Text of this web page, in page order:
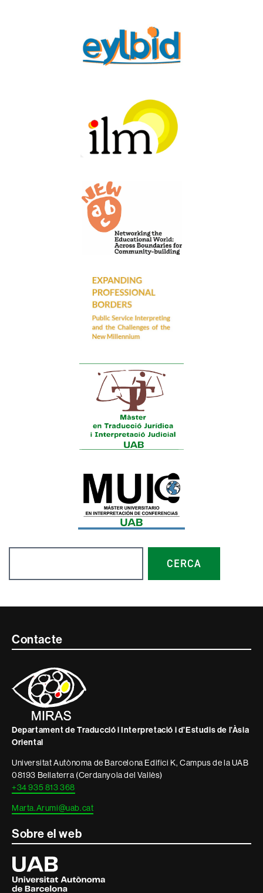
CERCA
Contacte
informació
legal
Contacte
Departament de Traducció i Interpretació i d’Estudis de l’Àsia
Oriental
Universitat Autònoma de Barcelona Edifici K, Campus de la UAB
08193 Bellaterra (Cerdanyola del Vallès)
+34 935 813 368
Marta.Arumi@uab.cat
Sobre el web
Universitat
Autònoma
de
Barcelona